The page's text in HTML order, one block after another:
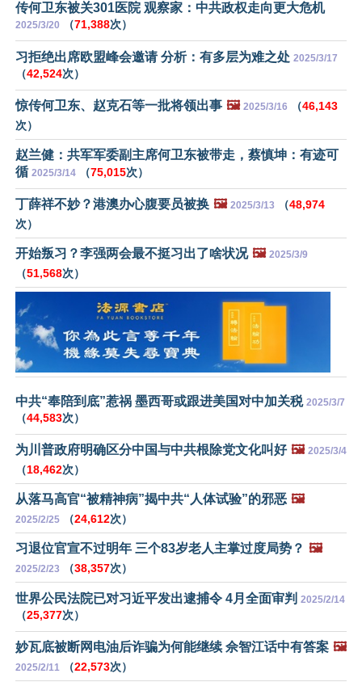
传何卫东被关301医院 观察家：中共政权走向更大危机
2025/3/20 （71,388次）
习拒绝出席欧盟峰会邀请 分析：有多层为难之处 2025/3/17
（42,524次）
惊传何卫东、赵克石等一批将领出事 🖼️ 2025/3/16 （46,143
次）
赵兰健：共军军委副主席何卫东被带走，蔡慎坤：有迹可
循 2025/3/14 （75,015次）
丁薛祥不妙？港澳办心腹要员被换 🖼️ 2025/3/13 （48,974
次）
开始叛习？李强两会最不挺习出了啥状况 🖼️ 2025/3/9
（51,568次）
中共“奉陪到底”惹祸 墨西哥或跟进美国对中加关税 2025/3/7
（44,583次）
为川普政府明确区分中国与中共根除党文化叫好 🖼️ 2025/3/4
（18,462次）
从落马高官“被精神病”揭中共“人体试验”的邪恶 🖼️
2025/2/25 （24,612次）
习退位官宣不过明年 三个83岁老人主掌过度局势？ 🖼️
2025/2/23 （38,357次）
世界公民法院已对习近平发出逮捕令 4月全面审判 2025/2/14
（25,377次）
妙瓦底被断网电油后诈骗为何能继续 佘智江话中有答案 🖼️
2025/2/11 （22,573次）